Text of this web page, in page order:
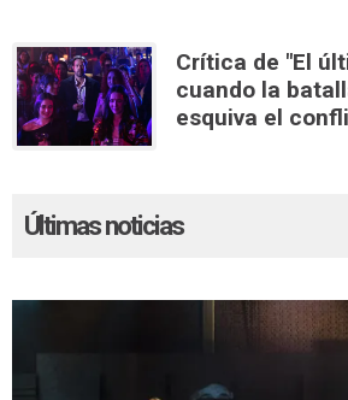
Crítica de "El
cuando la
esquiva el
Últimas noticias